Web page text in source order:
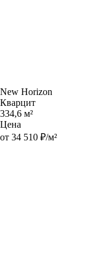
New Horizon
Кварцит
334,6 м²
Цена
от 34 510 ₽/м²